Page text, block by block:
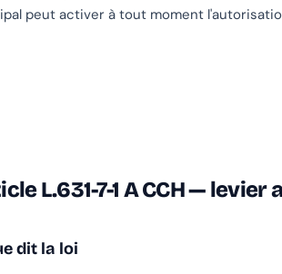
peut activer à tout moment
L.631-7-1 A CCH —
dit la loi